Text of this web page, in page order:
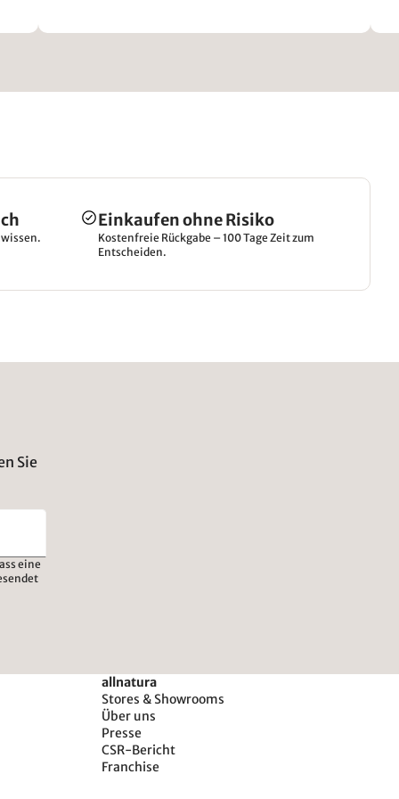
Einkaufen ohne Risiko
Kostenfreie Rückgabe – 100 Tage Zeit zum
Entscheiden.
Sie
eine
allnatura
Stores & Showrooms
Über uns
Presse
CSR-Bericht
Franchise